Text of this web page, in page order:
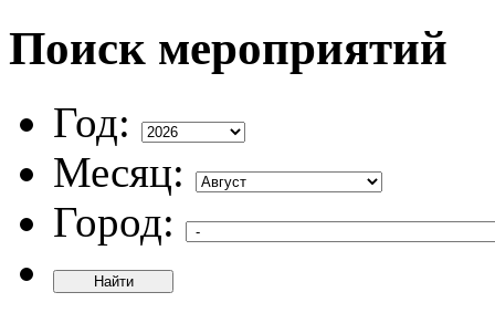
Поиск мероприятий
Год:
Месяц:
Город:
Найти